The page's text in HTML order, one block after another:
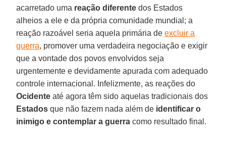
acarretado uma reação diferente dos Estados
alheios a ele e da própria comunidade mundial; a
reação razoável seria aquela primária deexcluir a
guerra, promover uma verdadeira negociação e exigir
que a vontade dos povos envolvidos seja
urgentemente e devidamente apurada com adequado
controle internacional. Infelizmente, as reações do
Ocidente até agora têm sido aquelas tradicionais dos
Estados que não fazem nada além de identificar o
inimigo e contemplar a guerra como resultado final.